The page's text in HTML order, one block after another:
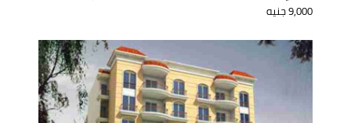
9,000 جنيه